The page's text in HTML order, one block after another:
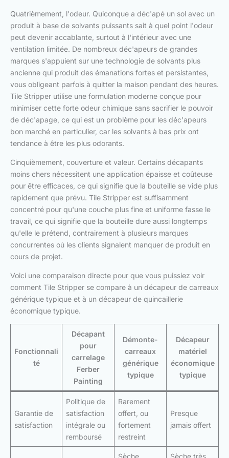
Quatrièmement, l'odeur. Quiconque a déc'apé un sol avec un
produit à base de solvants puissants sait à quel point l'odeur
peut devenir accablante, surtout à l'intérieur avec une
ventilation limitée. De nombreux déc'apeurs de grandes
marques s'appuient sur une technologie de solvants plus
ancienne qui produit des émanations fortes et persistantes,
vous obligeant parfois à quitter la maison pendant des heures.
Tile Stripper utilise une formulation moderne conçue pour
minimiser cette forte odeur chimique sans sacrifier le pouvoir
de déc'apage, ce qui est un problème pour les déc'apeurs
bon marché en particulier, car les solvants à bas prix ont
tendance à être les plus odorants.
Cinquièmement, couverture et valeur. Certains décapants
moins chers nécessitent une application épaisse et coûteuse
pour être efficaces, ce qui signifie que la bouteille se vide plus
rapidement que prévu. Tile Stripper est suffisamment
concentré pour qu'une couche plus fine et uniforme fasse le
travail, ce qui signifie que la bouteille dure aussi longtemps
qu'elle le prétend, contrairement à plusieurs marques
concurrentes où les clients signalent manquer de produit en
cours de projet.
Voici une comparaison directe pour que vous puissiez voir
comment Tile Stripper se compare à un décapeur de carreaux
générique typique et à un décapeur de quincaillerie
économique typique.
Fonctionnali
té
Décapant
pour
carrelage
Ferber
Painting
Démonte-
carreaux
générique
typique
Décapeur
matériel
économique
typique
Garantie de
satisfaction
Politique de
satisfaction
intégrale ou
remboursé
Rarement
offert, ou
fortement
restreint
Presque
jamais offert